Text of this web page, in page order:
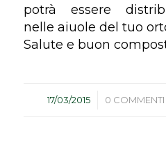
potrà essere
nelle aiuole del tuo
Salute e buon
17/03/2015
/ 0 COMMENTI
/